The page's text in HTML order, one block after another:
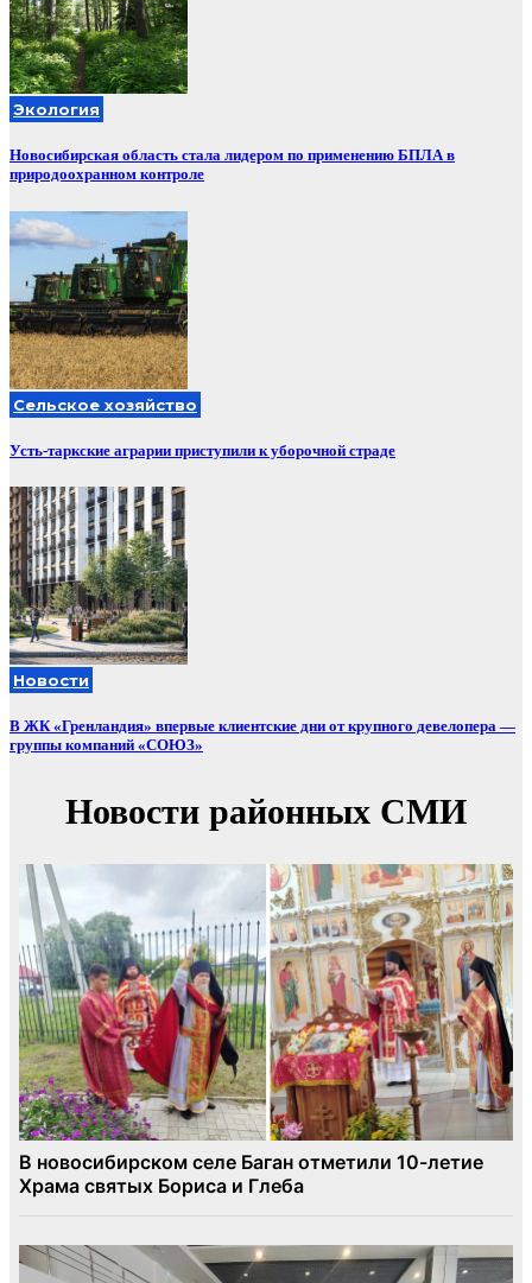
Экология
Новосибирская область стала лидером по применению БПЛА в
природоохранном контроле
Сельское хозяйство
Усть-таркские аграрии приступили к уборочной страде
Новости
В ЖК «Гренландия» впервые клиентские дни от крупного девелопера —
группы компаний «СОЮЗ»